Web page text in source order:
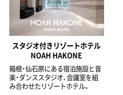
スタジオ付きリゾートホテル
NOAH HAKONE
箱根・仙石原にある宿泊施設と音
楽・ダンススタジオ、会議室を組
み合わせたリゾートホテル。